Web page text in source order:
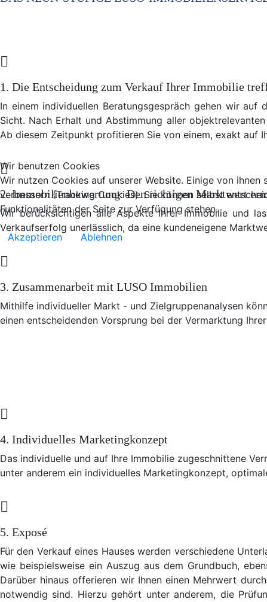
1. Die Entscheidung zum Verkauf Ihrer Immobilie
In einem individuellen Beratungsgespräch gehen wir
Sicht. Nach Erhalt und Abstimmung aller
Ab diesem Zeitpunkt profitieren Sie von einem, exakt auf
2. Immobilienbewertung: Den richtigen Marktwert
Wir berücksichtigen alle Aspekte Ihrer Immobilie und
Verkaufserfolg unerlässlich, da eine kundeneigene
3. Zusammenarbeit mit LUSO Immobilien
Mithilfe individueller Markt - und Zielgruppenanalysen
einen entscheidenden Vorsprung bei der Vermarktung
4. Individuelles Marketingkonzept
Das individuelle und auf Ihre Immobilie zugeschnittene
unter anderem ein individuelles Marketingkonzept,
5. Exposé
Für den Verkauf eines Hauses werden verschiedene
wie beispielsweise ein Auszug aus dem Grundbuch,
Darüber hinaus offerieren wir Ihnen einen Mehrwert
notwendig sind. Hierzu gehört unter anderem, die
Wir benutzen Cookies
Wir nutzen Cookies auf unserer Website. Einige von
verbessern (Tracking Cookies). Sie können selbst
Funktionalitäten der Seite zur Verfügung stehen.
Akzeptieren Ablehnen